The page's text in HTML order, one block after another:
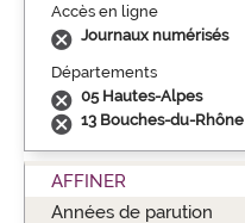
Accès en ligne
Journaux numérisés
Départements
05 Hautes-Alpes
13 Bouches-du-Rhône
AFFINER
Années de parution